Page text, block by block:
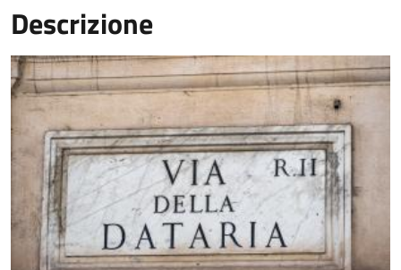
Descrizione